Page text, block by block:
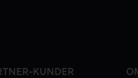
KUNDER